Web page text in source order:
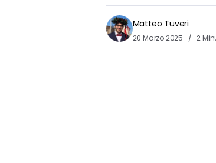
Matteo Tuveri
20 Marzo 2025 2